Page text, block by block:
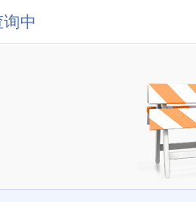
中